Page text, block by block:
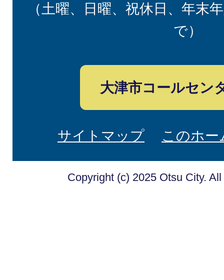
（土曜、日曜、祝休日、年末
で）
大津市コールセン
サイトマップ このホ
Copyright (c) 2025 Otsu City.